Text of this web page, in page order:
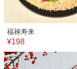
福禄寿来
¥198